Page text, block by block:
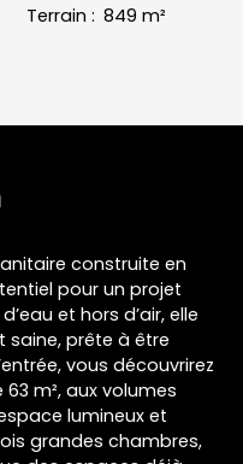
Terrain : 849 m²
construite en
pour un projet
et hors d’air, elle
prête à être
vous découvrirez
m², aux volumes
lumineux et
grandes chambres,